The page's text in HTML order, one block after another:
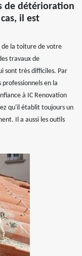
de détérioration
il est
de la toiture de votre
travaux de
sont très difficiles. Par
en la
à IC Renovation
qu'il établit toujours un
Il a aussi les outils